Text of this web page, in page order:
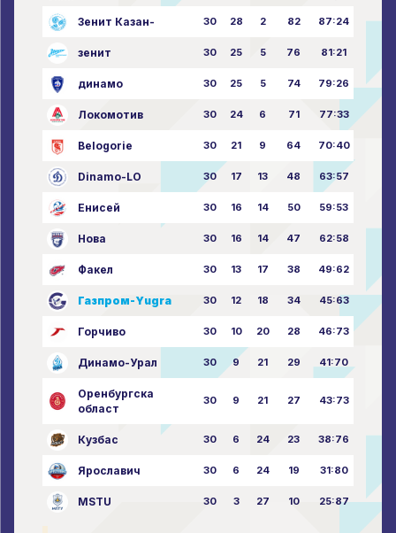
Зенит Казан- 30 28 2 82 87:24
зенит 30 25 5 76 81:21
динамо 30 25 5 74 79:26
Локомотив 30 24 6 71 77:33
Belogorie 30 21 9 64 70:40
Dinamo-LO 30 17 13 48 63:57
Енисей 30 16 14 50 59:53
Нова 30 16 14 47 62:58
Факел 30 13 17 38 49:62
Газпром-Yugra 30 12 18 34 45:63
Горчиво 30 10 20 28 46:73
Динамо-Урал 30 9 21 29 41:70
Оренбургска
област
30 9 21 27 43:73
Кузбас 30 6 24 23 38:76
Ярославич 30 6 24 19 31:80
MSTU 30 3 27 10 25:87